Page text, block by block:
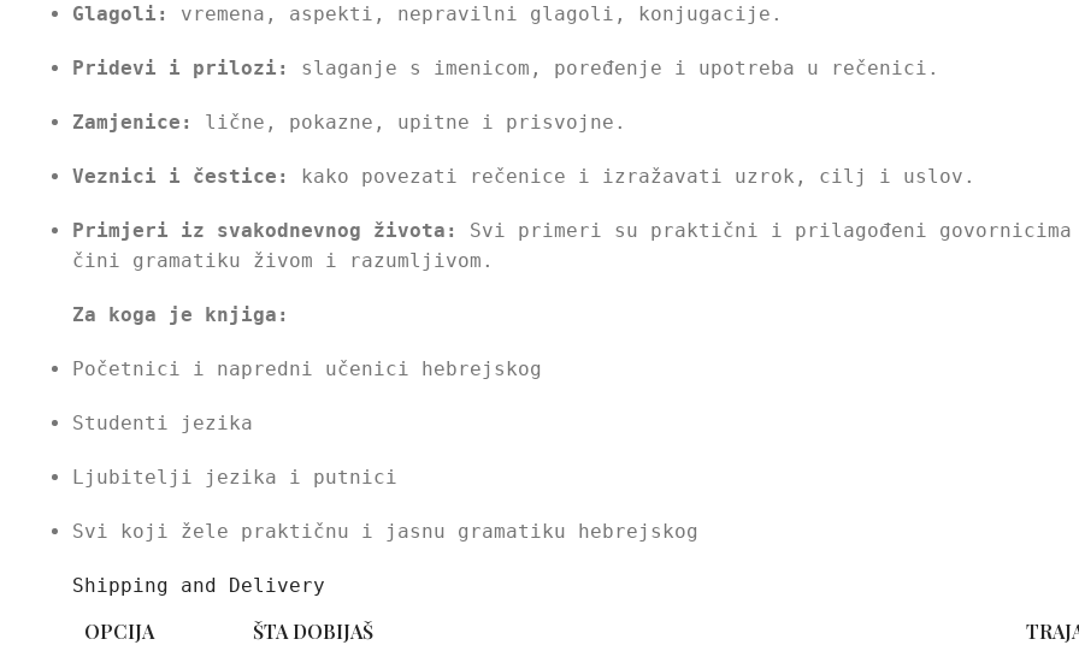
Glagoli: vremena, aspekti, nepravilni glagoli, konjugacije.
Pridevi i prilozi: slaganje s imenicom, poređenje i upotreba u rečenici.
Zamjenice: lične, pokazne, upitne i prisvojne.
Veznici i čestice: kako povezati rečenice i izražavati uzrok, cilj i uslov.
Primjeri iz svakodnevnog života:
Svi primeri su praktični i prilagođeni
čini gramatiku živom i razumljivom.
Za koga je knjiga:
Početnici i napredni učenici hebrejskog
Studenti jezika
Ljubitelji jezika i putnici
Svi koji žele praktičnu i jasnu gramatiku hebrejskog
Shipping and Delivery
OPCIJA ŠTA DOBIJAŠ